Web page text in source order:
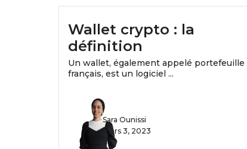
Wallet crypto : la
définition
Un wallet, également appelé portefeuille
français, est un logiciel ...
Sara Ounissi
mars 3, 2023